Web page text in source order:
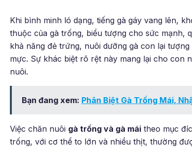
Khi bình minh ló dạng, tiếng gà gáy vang lên,
thuộc của gà trống, biểu tượng cho sức mạnh,
khả năng đẻ trứng, nuôi dưỡng gà con lại
mực. Sự khác biệt rõ rệt này mang lại cho con
nuôi.
Bạn đang xem: Phân Biệt Gà Trống Mái,
Việc chăn nuôi gà trống và gà mái theo mục
trống, với cơ thể to lớn và nhiều thịt, thường